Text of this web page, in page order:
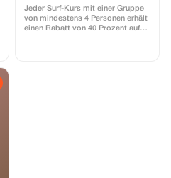
Jeder Surf-Kurs mit einer Gruppe
von mindestens 4 Personen erhält
einen Rabatt von 40 Prozent auf